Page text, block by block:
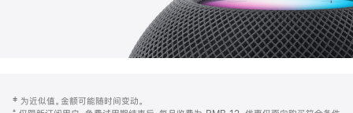
页
注
‡ 为近似值。金额可能随时间变动。